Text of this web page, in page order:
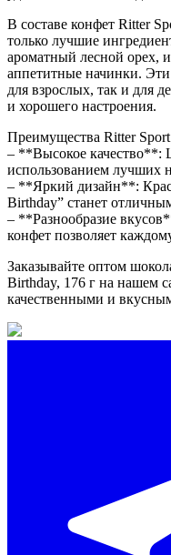
В составе конфет Ritter
только лучшие
ароматный лесной орех,
аппетитные начинки.
для взрослых, так и для
и хорошего настроения.
Преимущества Ritter
– **Высокое качество**:
использованием лучших
– **Яркий дизайн**:
Birthday” станет
– **Разнообразие
конфет позволяет
Заказывайте оптом
Birthday, 176 г на нашем
качественными и